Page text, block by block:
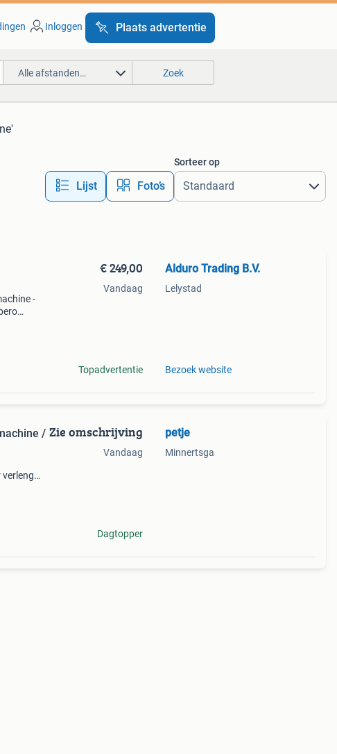
Inloggen Plaats advertentie
Alle afstanden… Zoek
Lijst Foto’s
Sorteer op
-
€ 249,00
Vandaag
Topadvertentie
Alduro Trading B.V.
Lelystad
Bezoek website
/ Zie omschrijving
Vandaag
Dagtopper
petje
Minnertsga